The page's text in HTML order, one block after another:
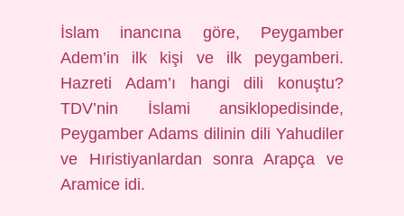
İslam inancına göre, Peygamber
Adem’in ilk kişi ve ilk peygamberi.
Hazreti Adam’ı hangi dili konuştu?
TDV’nin İslami ansiklopedisinde,
Peygamber Adams dilinin dili Yahudiler
ve Hıristiyanlardan sonra Arapça ve
Aramice idi.